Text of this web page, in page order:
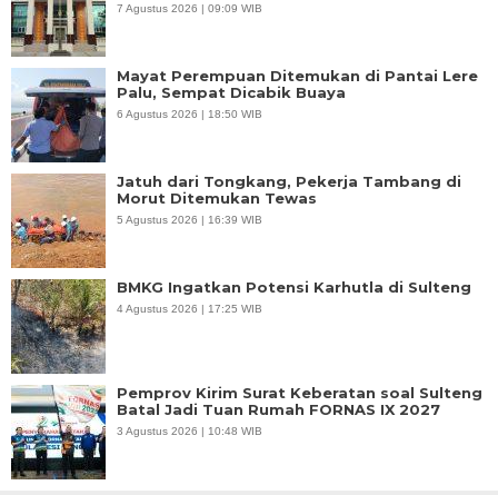
7 Agustus 2026 | 09:09 WIB
Mayat Perempuan Ditemukan di Pantai Lere
Palu, Sempat Dicabik Buaya
6 Agustus 2026 | 18:50 WIB
Jatuh dari Tongkang, Pekerja Tambang di
Morut Ditemukan Tewas
5 Agustus 2026 | 16:39 WIB
BMKG Ingatkan Potensi Karhutla di Sulteng
4 Agustus 2026 | 17:25 WIB
Pemprov Kirim Surat Keberatan soal Sulteng
Batal Jadi Tuan Rumah FORNAS IX 2027
3 Agustus 2026 | 10:48 WIB